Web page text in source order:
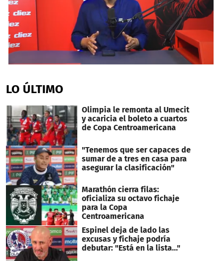
of
9
16
seconds
LO ÚLTIMO
Olimpia le remonta al Umecit
y acaricia el boleto a cuartos
de Copa Centroamericana
"Tenemos que ser capaces de
sumar de a tres en casa para
asegurar la clasificación"
Marathón cierra filas:
oficializa su octavo fichaje
para la Copa
Centroamericana
Espinel deja de lado las
excusas y fichaje podría
debutar: "Está en la lista..."